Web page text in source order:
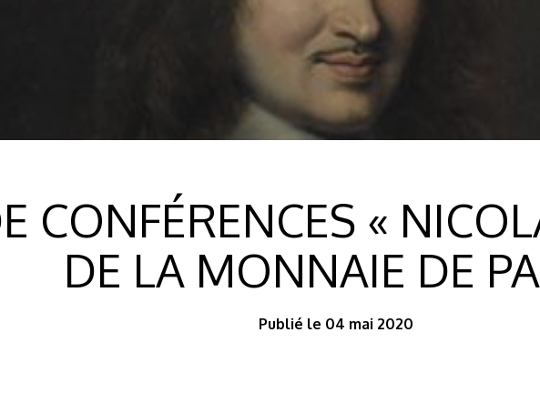
CONFÉRENCES «
DE LA MONNAIE DE
Publié le 04 mai 2020